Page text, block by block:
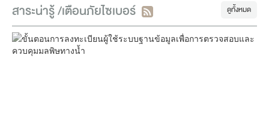
บริหารกระทรวงทรัพยากรธรรมชาติและสิ่งแวดล้อม และภาคี
เครือข่าย ซึ่งภายในงาน มีการลงนามความร่วมมือ MOU เป็น
ความร่วมมือกัน ระหว่างกระทรวงทรัพยากรธรรมชาติและสิ่ง
แวดล้อม (ทส.) โดย กรมส่งเสริมคุณภาพสิ่งแวดล้อม (สส.)
กระทรวงการคลัง (กค.) โดย บริษัท ธนารักษ์พัฒนาสินทรัพย์
สาระน่ารู้ /เตือนภัยไซเบอร์ ดูทั้งหมด